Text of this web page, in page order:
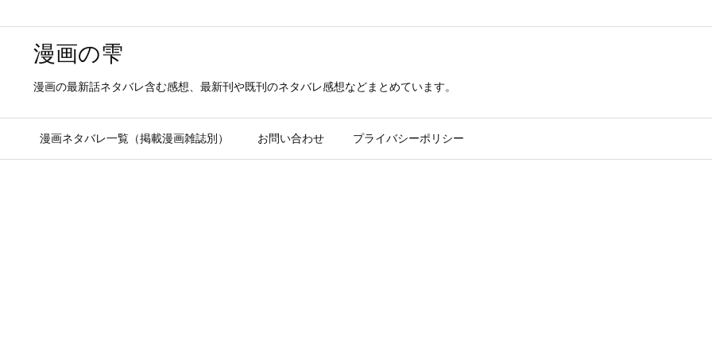
漫画の雫
漫画の最新話ネタバレ含む感想、最新刊や既刊のネタバレ感想などまとめています。
漫画ネタバレ一覧（掲載漫画雑誌別） お問い合わせ プライバシーポリシー